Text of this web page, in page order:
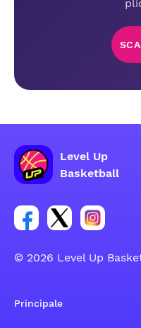
Level Up
Basketball
Link per il gruppo
Link per ilLink per il
© 2026 Level Up
Principale